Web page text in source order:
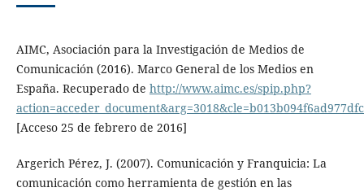
AIMC, Asociación para la Investigación de Medios de
Comunicación (2016). Marco General de los Medios en
España. Recuperado de http://www.aimc.es/spip.php?
[Acceso 25 de febrero de 2016]
Argerich Pérez, J. (2007). Comunicación y Franquicia: La
comunicación como herramienta de gestión en las